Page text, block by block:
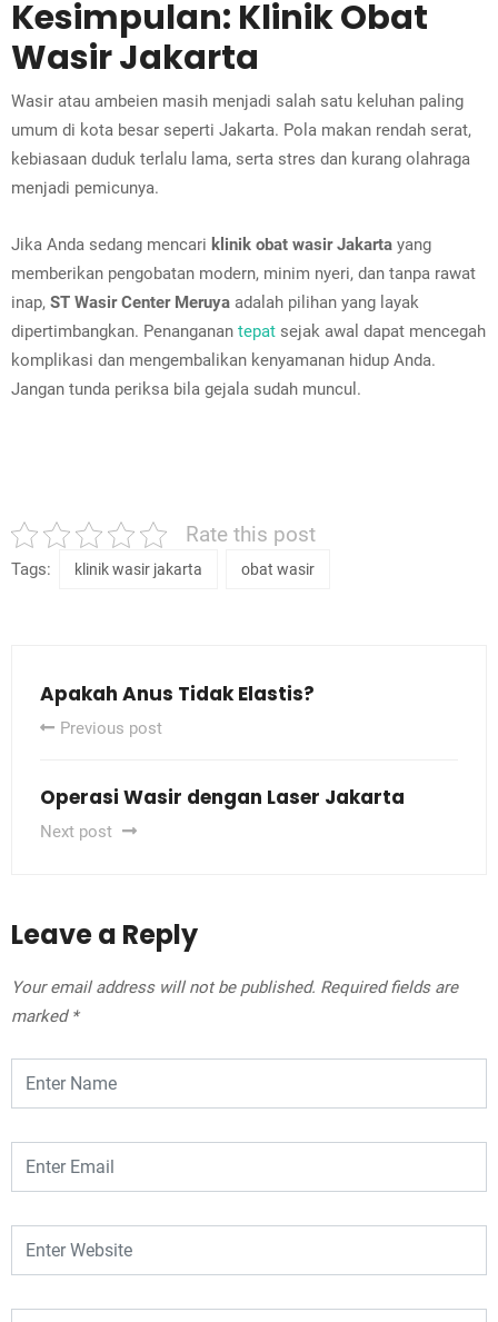
Kesimpulan: Klinik Obat
Wasir Jakarta
Wasir atau ambeien masih menjadi salah satu keluhan paling
umum di kota besar seperti Jakarta. Pola makan rendah serat,
kebiasaan duduk terlalu lama, serta stres dan kurang olahraga
menjadi pemicunya.
Jika Anda sedang mencari klinik obat wasir Jakarta yang
memberikan pengobatan modern, minim nyeri, dan tanpa rawat
inap, ST Wasir Center Meruya adalah pilihan yang layak
dipertimbangkan. Penanganan tepat sejak awal dapat mencegah
komplikasi dan mengembalikan kenyamanan hidup Anda.
Jangan tunda periksa bila gejala sudah muncul.
Rate this post
Tags: klinik wasir jakarta obat wasir
Apakah Anus Tidak Elastis?
Previous post
Operasi Wasir dengan Laser Jakarta
Next post
Leave a Reply
Your email address will not be published. Required fields are
marked *